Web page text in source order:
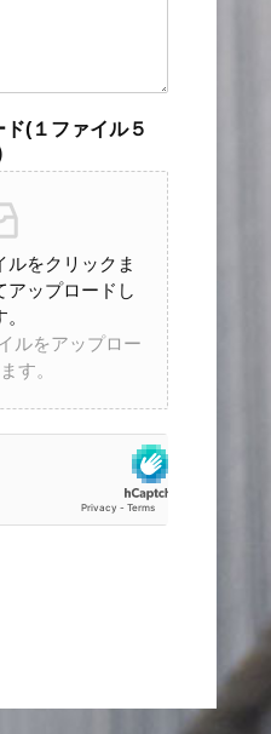
(１ファイル５
ルをクリックま
アップロードし
ルをアップロー
す。